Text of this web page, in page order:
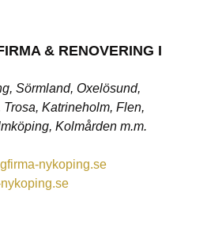
& RENOVERING I
Sörmland, Oxelösund,
Katrineholm, Flen,
Kolmården m.m.
nykoping.se